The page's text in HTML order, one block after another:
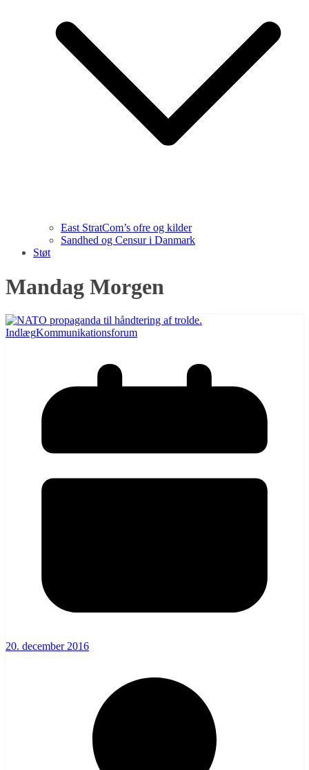
East StratCom’s ofre og kilder
Sandhed og Censur i Danmark
Støt
Mandag Morgen
IndlægKommunikationsforum
20. december 2016